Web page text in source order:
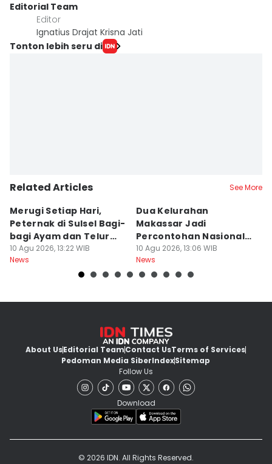
Editorial Team
Editor
Ignatius Drajat Krisna Jati
Tonton lebih seru di
Related Articles See More
Merugi Setiap Hari,
Peternak di Sulsel Bagi-
bagi Ayam dan Telur
Gratis
10 Agu 2026, 13:22 WIB
News
Dua Kelurahan
Makassar Jadi
Percontohan Nasional
Sadar HAM
10 Agu 2026, 13:06 WIB
News
About UsEditorial TeamContact UsTerms of Services
Pedoman Media SiberIndexSitemap
Follow Us
Download
© 2026 IDN. All Rights Reserved.